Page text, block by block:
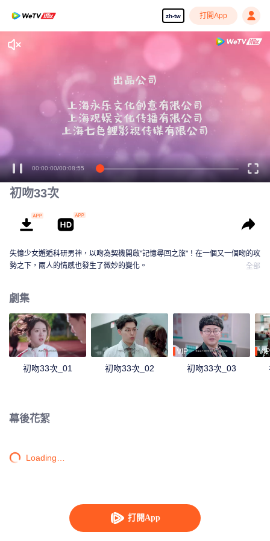
zh-tw 打開App
打開App
享受流暢高清劇集
00:00:00/00:08:55
初吻33次
失憶少女邂逅科研男神，以吻為契機開啟"記憶尋回之旅"！在一個又一個吻的攻
勢之下，兩人的情感也發生了微妙的變化。
全部
劇集
初吻33次_01 初吻33次_02
VIP
初吻33次_03
VIP
幕後花絮
Loading…